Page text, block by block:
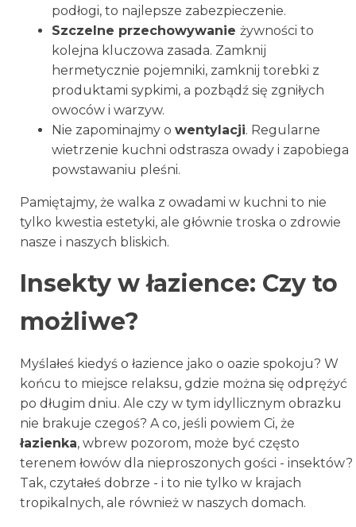
podłogi, to najlepsze zabezpieczenie.
Szczelne przechowywanie żywności to
kolejna kluczowa zasada. Zamknij
hermetycznie pojemniki, zamknij torebki z
produktami sypkimi, a pozbądź się zgniłych
owoców i warzyw.
Nie zapominajmy o wentylacji. Regularne
wietrzenie kuchni odstrasza owady i zapobiega
powstawaniu pleśni.
Pamiętajmy, że walka z owadami w kuchni to nie
tylko kwestia estetyki, ale głównie troska o zdrowie
nasze i naszych bliskich.
Insekty w łazience: Czy to
możliwe?
Myślałeś kiedyś o łazience jako o oazie spokoju? W
końcu to miejsce relaksu, gdzie można się odprężyć
po długim dniu. Ale czy w tym idyllicznym obrazku
nie brakuje czegoś? A co, jeśli powiem Ci, że
łazienka, wbrew pozorom, może być często
terenem łowów dla nieproszonych gości - insektów?
Tak, czytałeś dobrze - i to nie tylko w krajach
tropikalnych, ale również w naszych domach.